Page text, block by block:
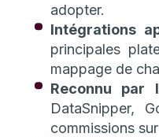
adopter.
Intégrations
principales
mappage de
Reconnu par
DataSnipper,
commissions